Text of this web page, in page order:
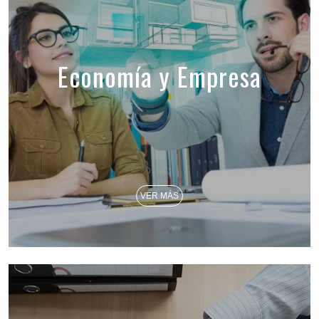
Economía y Empresa
VER MÁS